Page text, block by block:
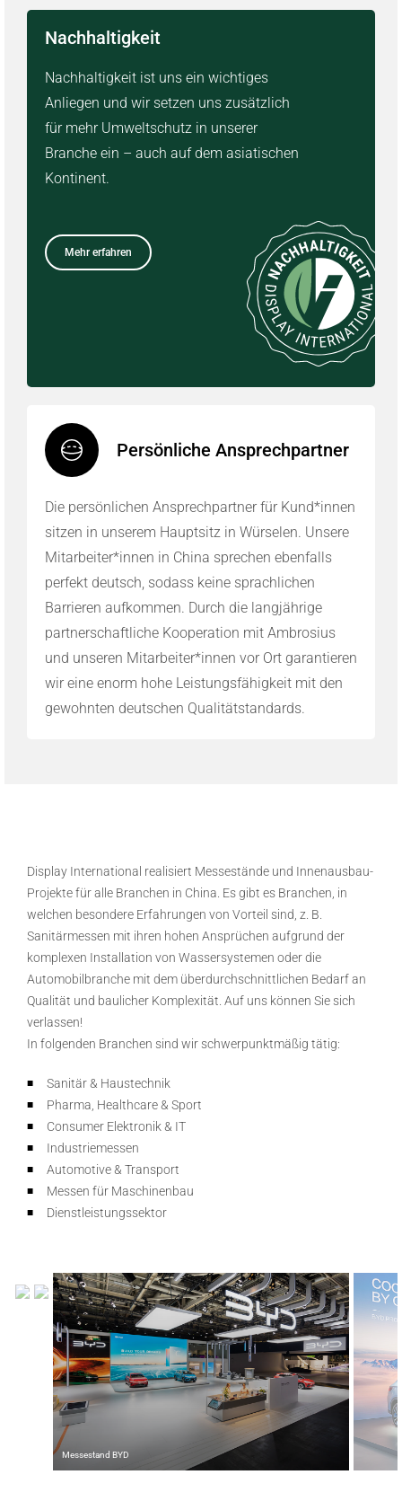
Nachhaltigkeit
Nachhaltigkeit ist uns ein wichtiges
Anliegen und wir setzen uns zusätzlich
für mehr Umweltschutz in unserer
Branche ein – auch auf dem asiatischen
Kontinent.
Mehr erfahren
Persönliche Ansprechpartner
Die persönlichen Ansprechpartner für Kund*innen
sitzen in unserem Hauptsitz in Würselen. Unsere
Mitarbeiter*innen in China sprechen ebenfalls
perfekt deutsch, sodass keine sprachlichen
Barrieren aufkommen. Durch die langjährige
partnerschaftliche Kooperation mit Ambrosius
und unseren Mitarbeiter*innen vor Ort garantieren
wir eine enorm hohe Leistungsfähigkeit mit den
gewohnten deutschen Qualitätstandards.
Display International realisiert Messestände und Innenausbau-
Projekte für alle Branchen in China. Es gibt es Branchen, in
welchen besondere Erfahrungen von Vorteil sind, z. B.
Sanitärmessen mit ihren hohen Ansprüchen aufgrund der
komplexen Installation von Wassersystemen oder die
Automobilbranche mit dem überdurchschnittlichen Bedarf an
Qualität und baulicher Komplexität. Auf uns können Sie sich
verlassen!
In folgenden Branchen sind wir schwerpunktmäßig tätig:
Sanitär & Haustechnik
Pharma, Healthcare & Sport
Consumer Elektronik & IT
Industriemessen
Automotive & Transport
Messen für Maschinenbau
Dienstleistungssektor
Messestand BYD